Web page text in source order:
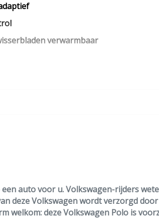
verwarmbaar
auto voor u. Volkswagen-rijders
deze Volkswagen wordt verzorgd
welkom: deze Volkswagen Polo is